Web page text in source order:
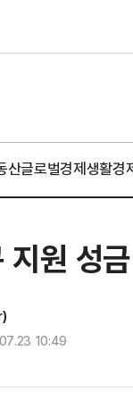
산글로벌경제생활경
지원 성
10:49